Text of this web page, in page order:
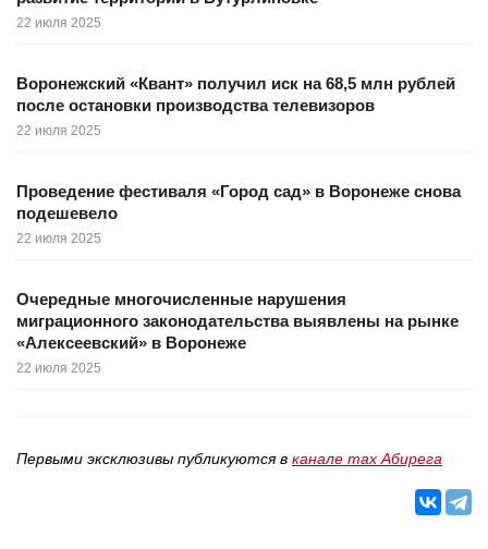
22 июля 2025
Воронежский «Квант» получил иск на 68,5 млн рублей
после остановки производства телевизоров
22 июля 2025
Проведение фестиваля «Город сад» в Воронеже снова
подешевело
22 июля 2025
Очередные многочисленные нарушения
миграционного законодательства выявлены на рынке
«Алексеевский» в Воронеже
22 июля 2025
Первыми эксклюзивы публикуются в канале max Абирега